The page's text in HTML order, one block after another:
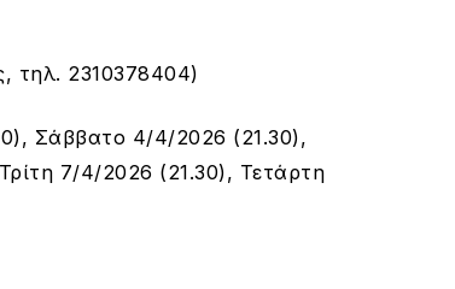
τηλ. 2310378404)
Σάββατο 4/4/2026 (21.30),
7/4/2026 (21.30), Τετάρτη